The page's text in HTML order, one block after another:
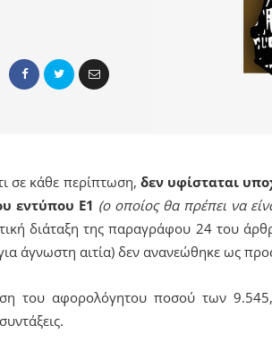
σε κάθε περίπτωση, δεν υφίσταται
εντύπου Ε1 (ο οποίος θα πρέπει να
διάταξη της παραγράφου 24 του
άγνωστη αιτία) δεν ανανεώθηκε ως
του αφορολόγητου ποσού των